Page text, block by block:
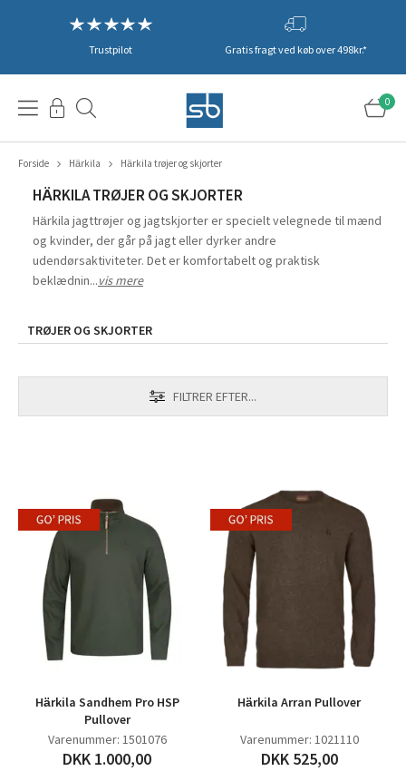
Trustpilot Gratis fragt ved køb over 498kr.*
0
Forside Härkila Härkila trøjer og skjorter
HÄRKILA TRØJER OG SKJORTER
Härkila jagttrøjerog jagtskjorterer specielt velegnede til mænd
og kvinder, der går på jagt eller dyrker andre
udendørsaktiviteter. Det er komfortabelt og praktisk
beklædnin...vis mere
TRØJER OG SKJORTER
FILTRER EFTER...
Härkila Sandhem Pro HSP
Pullover
Varenummer: 1501076
DKK 1.000,00
Härkila Arran Pullover
Varenummer: 1021110
DKK 525,00